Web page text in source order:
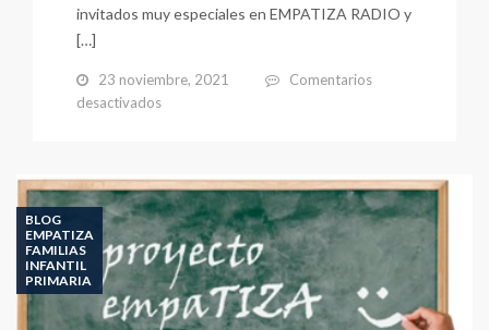
invitados muy especiales en EMPATIZA RADIO y
[…]
23 noviembre, 2021
Comentarios
desactivadosen
DIA
DE
LOS
DERECHOS
DEL
NIÑO,
POR
BLOG
EMPATIZA
FAMILIAS
INFANTIL
PRIMARIA